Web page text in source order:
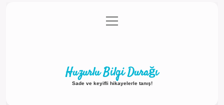
Gizlilik Politikası
menüyü
aç
Huzurlu Bilgi Durağı
Sade ve keyifli hikayelerle tanış!